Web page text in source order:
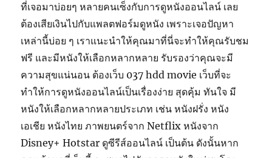
ที่เจอมาบ่อยๆ หลายคนเซ็งกับการดูหนังออนไลน์ เลย
ต้องเสียเงินไปกับแพลตฟอร์มดูหนัง เพราะเจอปัญหา
เหล่านี้บ่อย ๆ เราแนะนำให้คุณมาที่นี่จะทำให้คุณรับชม
ฟรี และมีหนังให้เลือกหลากหลาย รับรองว่าคุณจะมี
ความสุขแน่นอน ต้องเว็บ 037 hdd movie เว็บที่จะ
ทำให้การดูหนังออนไลน์เป็นเรื่องง่าย สุดคุ้ม ทันใจ มี
หนังให้เลือกหลากหลายประเภท เช่น หนังฝรั่ง หนัง
เอเชีย หนังไทย ภาพยนตร์จาก Netflix หนังจาก
Disney+ Hotstar ดูซีรีส์ออนไลน์ เป็นต้น ดังนั้นหาก